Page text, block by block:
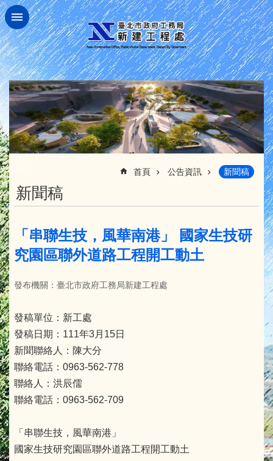
跳到主要內容區塊
首頁 公告資訊 新聞稿
新聞稿
「串聯生技，風華南港」 國家生技研
究園區聯外道路工程開工動土
發布機關：臺北市政府工務局新建工程處
發稿單位：新工處
發稿日期：111年3月15日
新聞聯絡人：陳大分
聯絡電話：0963-562-778
聯絡人：洪辰儒
聯絡電話：0963-562-709
「串聯生技，風華南港」
國家生技研究園區聯外道路工程開工動土